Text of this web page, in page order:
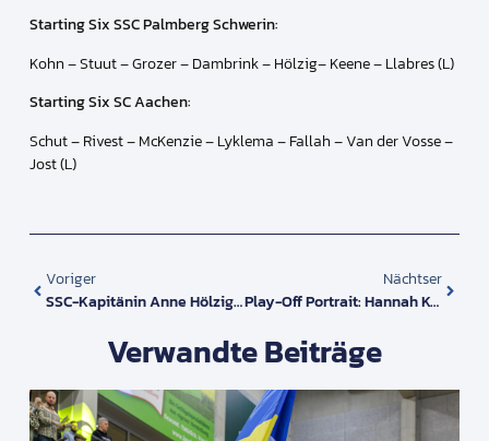
Starting Six SSC Palmberg Schwerin:
Kohn – Stuut – Grozer – Dambrink – Hölzig– Keene – Llabres (L)
Starting Six SC Aachen:
Schut – Rivest – McKenzie – Lyklema – Fallah – Van der Vosse –
Jost (L)
Voriger
SSC-Kapitänin Anne Hölzig Verlängert Ihren Vertrag Beim Deutschen Rekordmeister
Nächtser
Play-Off Portrait: Hannah Kohn & Anne Hölzig – Ein Duo Mit Teamgeist
Verwandte Beiträge